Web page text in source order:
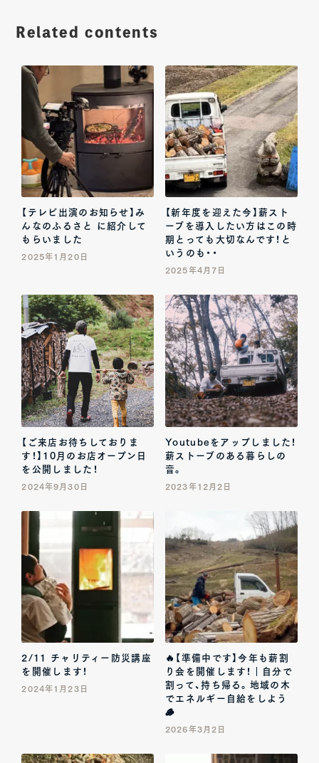
Related contents
【テレビ出演のお知らせ】み
んなのふるさと に紹介して
もらいました
2025年1月20日
【新年度を迎えた今】薪スト
ーブを導入したい方はこの時
期とっても大切なんです！と
いうのも・・
2025年4月7日
【ご来店お待ちしておりま
す！】10月のお店オープン日
を公開しました！
2024年9月30日
Youtubeをアップしました！
薪ストーブのある暮らしの
音。
2023年12月2日
2/11 チャリティー防災講座
を開催します！
2024年1月23日
🔥【準備中です】今年も薪割
り会を開催します！｜自分で
割って、持ち帰る。地域の木
でエネルギー自給をしよう
🪵
2026年3月2日